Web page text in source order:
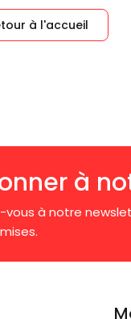
à l'accueil
à
vous à notre